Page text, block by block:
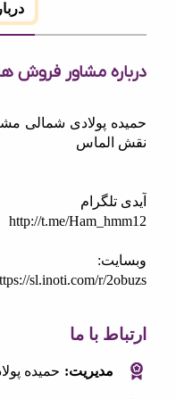
مشاور فروش هلدینگ
پولادی شمالی مشاور
http://t.me/
https://sl.inoti.com/r/
با ما
مدیریت: حمیده پولادی